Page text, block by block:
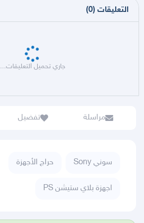
التعليقات (
0
)
جاري تحميل التعليقات...
مراسلة تفضيل
سوني Sony حراج الأجهزة
اجهزة بلاي ستيشن PS